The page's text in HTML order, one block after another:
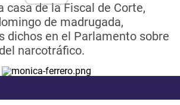
casa de la Fiscal de Corte,
de madrugada,
dichos en el Parlamento sobre
narcotráfico.